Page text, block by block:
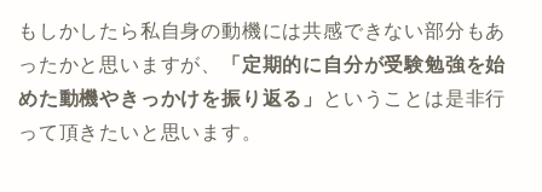
もしかしたら私自身の動機には共感できない部分もあ
ったかと思いますが、
「定期的に自分が受験勉強を始
めた動機やきっかけを振り返る」
ということは是非行
って頂きたいと思います。